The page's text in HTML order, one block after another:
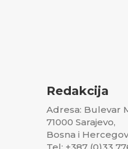
Redakcija
Adresa: Bulevar
71000 Sarajevo,
Bosna i
Tel: +387 (0)33